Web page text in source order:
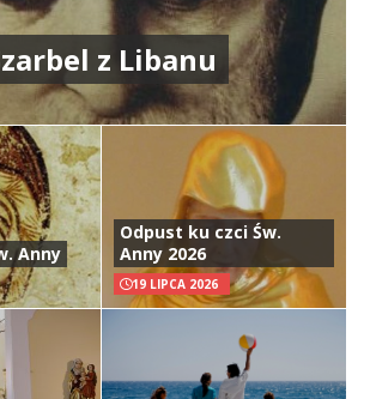
z Libanu
Anny
Odpust ku czci Św.
Anny 2026
19 LIPCA 2026